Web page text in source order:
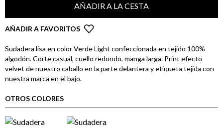
AÑADIR A LA CESTA
AÑADIR A FAVORITOS
Sudadera lisa en color Verde Light confeccionada en tejido 100%
algodón. Corte casual, cuello redondo, manga larga. Print efecto
velvet de nuestro caballo en la parte delantera y etiqueta tejida con
nuestra marca en el bajo.
OTROS COLORES